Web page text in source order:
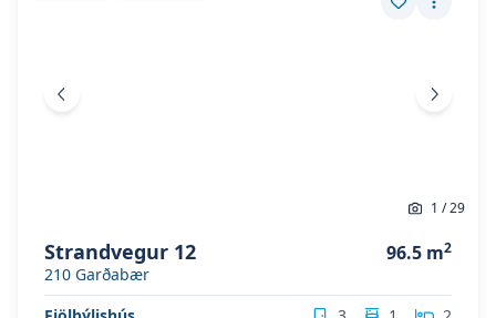
Vista eign
Fleiri
Fyrri mynd Næsta
1 /29
Strandvegur 12
210 Garðabær
96.5 m2